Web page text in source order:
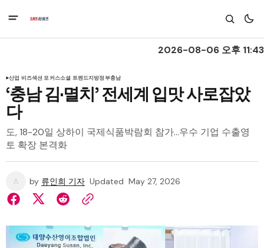
2026-08-06 오후 11:43
산업 비즈섹션 포커스소셜 트렌드지방정부충남
‘충남 김·멸치’ 전세계 입맛 사로잡았
다
도, 18-20일 상하이 국제식품박람회 참가…우수 기업 수출영
토 확장 본격화
by 류인희 기자 Updated May 27, 2026